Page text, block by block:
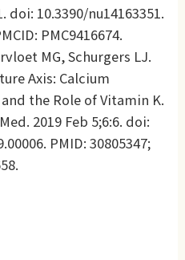
doi: 10.3390/nu14163351.
PMC9416674.
MG, Schurgers LJ.
Axis: Calcium
the Role of Vitamin K.
2019 Feb 5;6:6. doi:
PMID: 30805347;